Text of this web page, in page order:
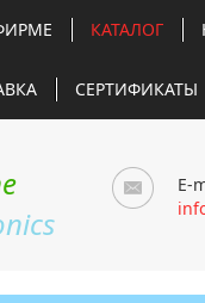
КАТАЛОГ
СЕРТИФИКАТЫ
E-